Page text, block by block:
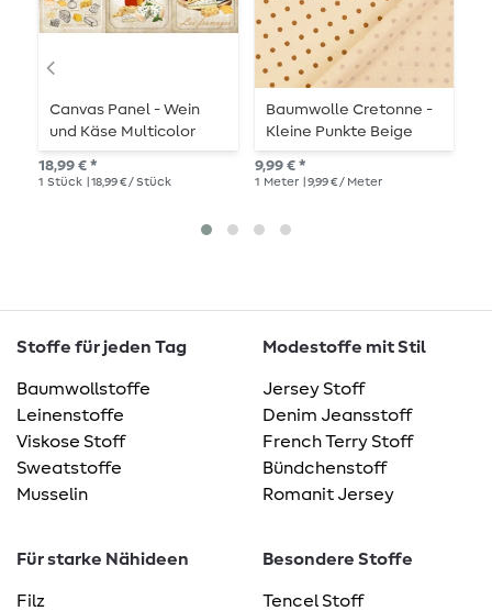
Canvas Panel - Wein
und Käse Multicolor
18,99 € *
1 Stück | 18,99 € / Stück
Baumwolle Cretonne -
Kleine Punkte Beige
Sand Wash
9,99 € *
1 Meter | 9,99 € / Meter
Stoffe für jeden Tag
Baumwollstoffe
Leinenstoffe
Viskose Stoff
Sweatstoffe
Musselin
Modestoffe mit Stil
Jersey Stoff
Denim Jeansstoff
French Terry Stoff
Bündchenstoff
Romanit Jersey
Für starke Nähideen
Filz
Besondere Stoffe
Tencel Stoff